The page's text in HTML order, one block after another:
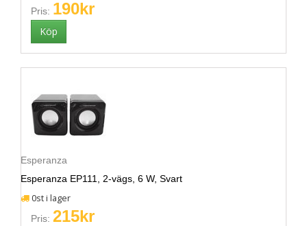
Pris: 190kr
Esperanza
Esperanza EP111, 2-vägs, 6 W, Svart
0st i lager
Pris: 215kr